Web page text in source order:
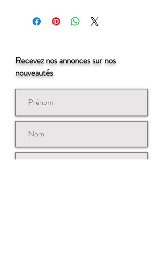
Recevez nos annonces sur nos
nouveautés